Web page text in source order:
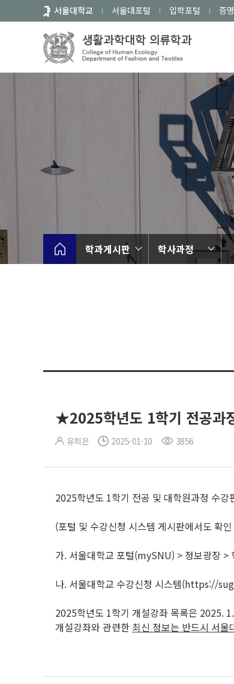
로
서울대학교 서울대포털 입학포털 증
학과게시판 학사과정
★2025학년도 1학기 전공과
유희은 2025-01-10 3856
2025학년도 1학기 전공 및 대학원과정 수
(포털 및 수강신청 시스템 게시판에서도 확
가. 서울대학교 포털(mySNU) > 정보광장 >
나. 서울대학교 수강신청 시스템(https://
2025학년도 1학기 개설강좌 목록은 2025.
개설강좌와 관련한 최신 정보는 반드시 서울